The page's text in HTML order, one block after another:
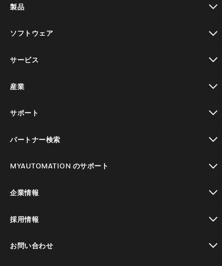
製品
ソフトウェア
サービス
産業
サポート
パートナー検索
MYAUTOMATION のサポート
企業情報
採用情報
お問い合わせ